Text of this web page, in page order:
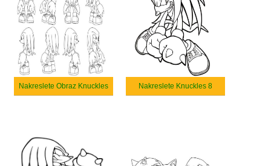
Nakreslete Obraz Knuckles Nakreslete Knuckles 8